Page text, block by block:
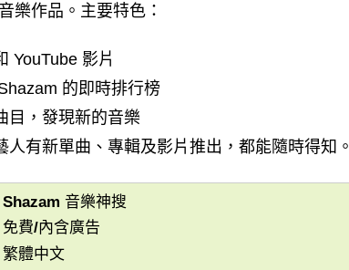
樂作品。主要特色：
YouTube 影片
的即時排行榜
目，發現新的音樂
人有新單曲、專輯及影片推出，都能隨時得知。
音樂神搜
費/內含廣告
體中文